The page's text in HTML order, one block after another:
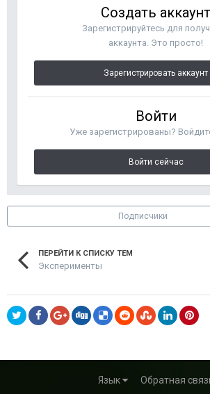
Создать аккаунт
Зарегистрируйтесь для
аккаунта. Это просто!
Зарегистрировать аккаунт
Войти
Уже зарегистрированы?
Войти сейчас
Подписчики
ПЕРЕЙТИ К СПИСКУ ТЕМ
Эксперименты
Язык Обратная